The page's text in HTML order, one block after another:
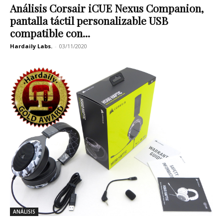
Análisis Corsair iCUE Nexus Companion,
pantalla táctil personalizable USB
compatible con...
Hardaily Labs. - 03/11/2020
ANÁLISIS